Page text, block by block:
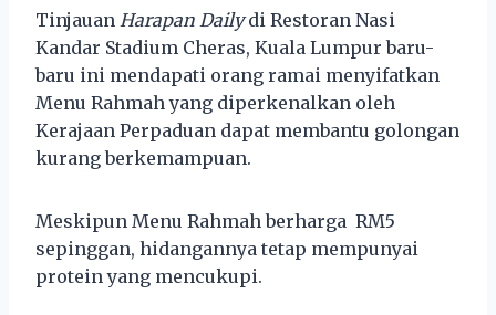
Tinjauan Harapan Dailydi Restoran Nasi
Kandar Stadium Cheras, Kuala Lumpur baru-
baru ini mendapati orang ramai menyifatkan
Menu Rahmah yang diperkenalkan oleh
Kerajaan Perpaduan dapat membantu golongan
kurang berkemampuan.
Meskipun Menu Rahmah berharga RM5
sepinggan, hidangannya tetap mempunyai
protein yang mencukupi.